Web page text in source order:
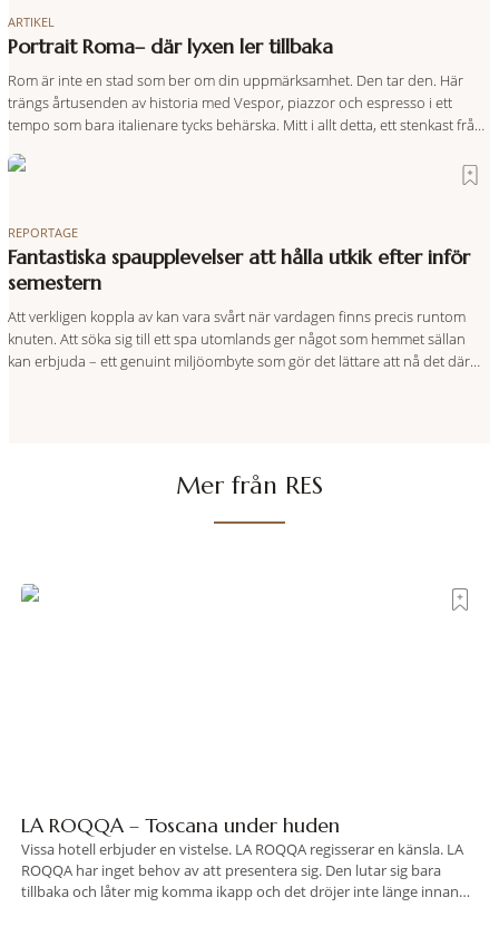
ARTIKEL
Portrait Roma– där lyxen ler tillbaka
Rom är inte en stad som ber om din uppmärksamhet. Den tar den. Här
trängs årtusenden av historia med Vespor, piazzor och espresso i ett
tempo som bara italienare tycks behärska. Mitt i allt detta, ett stenkast från
den smått osannolika bedriften att
REPORTAGE
Fantastiska spaupplevelser att hålla utkik efter inför
semestern
Att verkligen koppla av kan vara svårt när vardagen finns precis runtom
knuten. Att söka sig till ett spa utomlands ger något som hemmet sällan
kan erbjuda – ett genuint miljöombyte som gör det lättare att nå det där
Mer från RES
LA ROQQA – Toscana under huden
Vissa hotell erbjuder en vistelse. LA ROQQA regisserar en känsla. LA
ROQQA har inget behov av att presentera sig. Den lutar sig bara
tillbaka och låter mig komma ikapp och det dröjer inte länge innan